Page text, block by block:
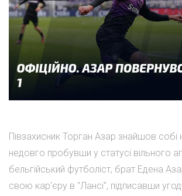
Півзахисник Торган Азар знайшов собі
недовго пробувши у статусі вільного
бельгійський футболіст, брат Едена
свою кар'єру в "Лансі", підписавши